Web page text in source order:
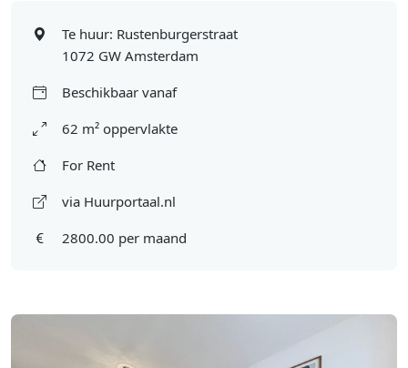
Te huur: Rustenburgerstraat
1072 GW Amsterdam
Beschikbaar vanaf
62 m² oppervlakte
For Rent
via Huurportaal.nl
2800.00 per maand